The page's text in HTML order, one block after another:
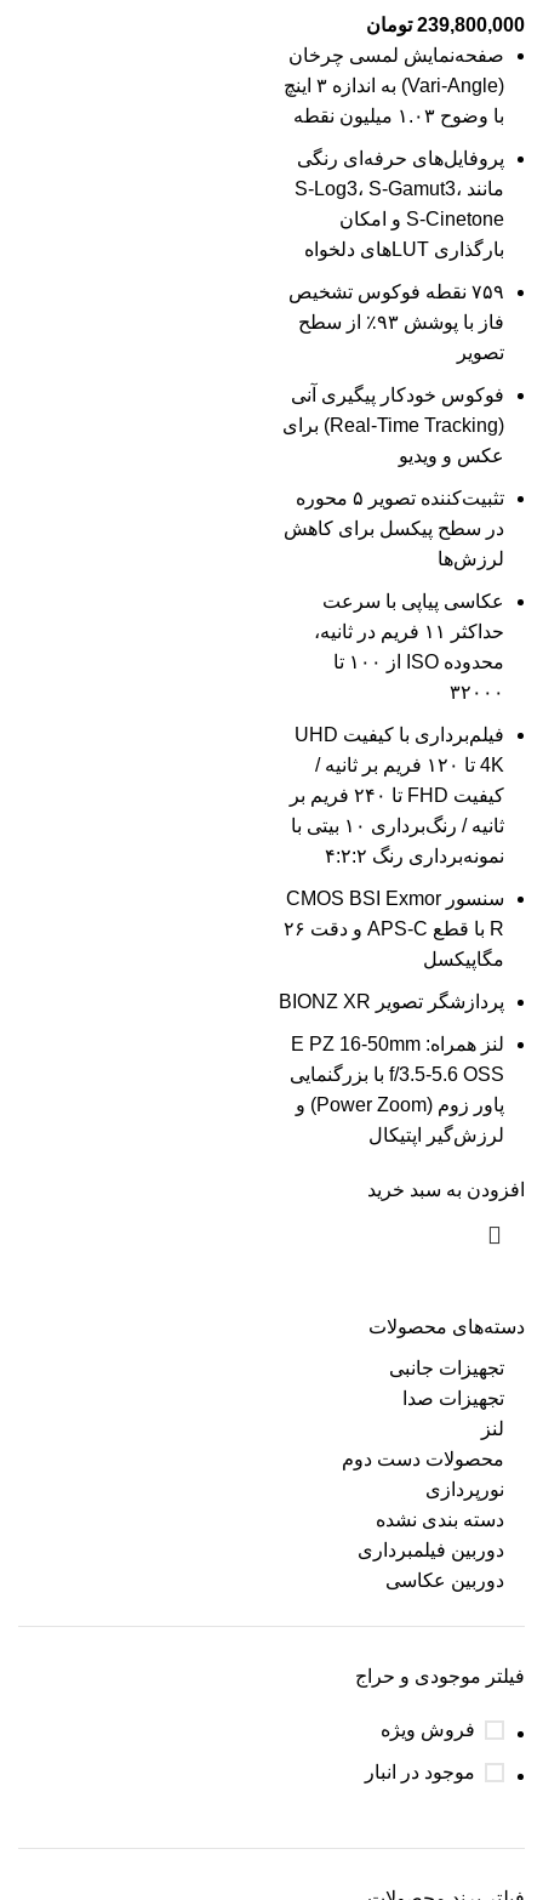
دسته‌های محصولات
تجهیزات جانبی
تجهیزات صدا
لنز
محصولات دست دوم
نورپردازی
دسته بندی نشده
دوربین فیلمبرداری
دوربین عکاسی
فیلتر موجودی و حراج
فروش ویژه
موجود در انبار
239,800,000 تومان
صفحه‌نمایش لمسی چرخان
(Vari-Angle) به اندازه ۳ اینچ
با وضوح ۱.۰۳ میلیون نقطه
پروفایل‌های حرفه‌ای رنگی
مانند S-Log3، S-Gamut3،
S-Cinetone و امکان
بارگذاری LUTهای دلخواه
۷۵۹ نقطه فوکوس تشخیص
فاز با پوشش ۹۳٪ از سطح
تصویر
فوکوس خودکار پیگیری آنی
(Real-Time Tracking) برای
عکس و ویدیو
تثبیت‌کننده تصویر ۵ محوره
در سطح پیکسل برای کاهش
لرزش‌ها
عکاسی پیاپی با سرعت
حداکثر ۱۱ فریم در ثانیه،
محدوده ISO از ۱۰۰ تا
۳۲۰۰۰
فیلم‌برداری با کیفیت UHD
4K تا ۱۲۰ فریم بر ثانیه /
کیفیت FHD تا ۲۴۰ فریم بر
ثانیه / رنگ‌برداری ۱۰ بیتی با
نمونه‌برداری رنگ ۴:۲:۲
سنسور CMOS BSI Exmor
R با قطع APS-C و دقت ۲۶
مگاپیکسل
پردازشگر تصویر BIONZ XR
لنز همراه: E PZ 16-50mm
f/3.5-5.6 OSS با بزرگنمایی
پاور زوم (Power Zoom) و
لرزش‌گیر اپتیکال
افزودن به سبد خرید